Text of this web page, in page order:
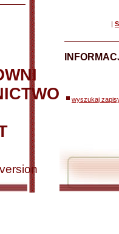
|
wyszukaj